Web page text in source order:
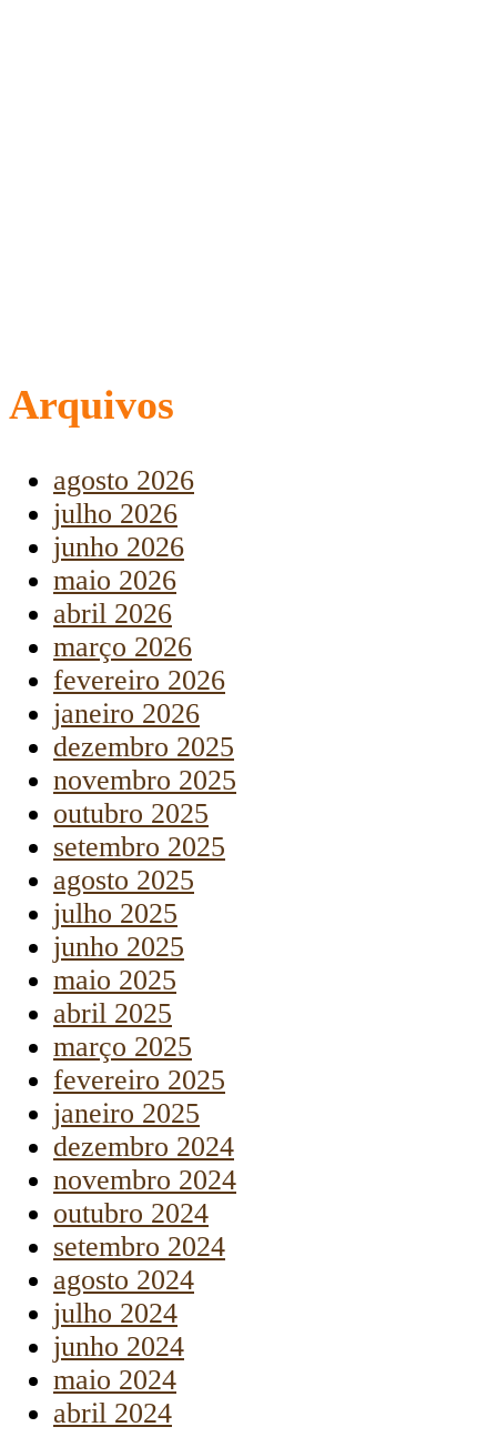
Arquivos
agosto 2026
julho 2026
junho 2026
maio 2026
abril 2026
março 2026
fevereiro 2026
janeiro 2026
dezembro 2025
novembro 2025
outubro 2025
setembro 2025
agosto 2025
julho 2025
junho 2025
maio 2025
abril 2025
março 2025
fevereiro 2025
janeiro 2025
dezembro 2024
novembro 2024
outubro 2024
setembro 2024
agosto 2024
julho 2024
junho 2024
maio 2024
abril 2024